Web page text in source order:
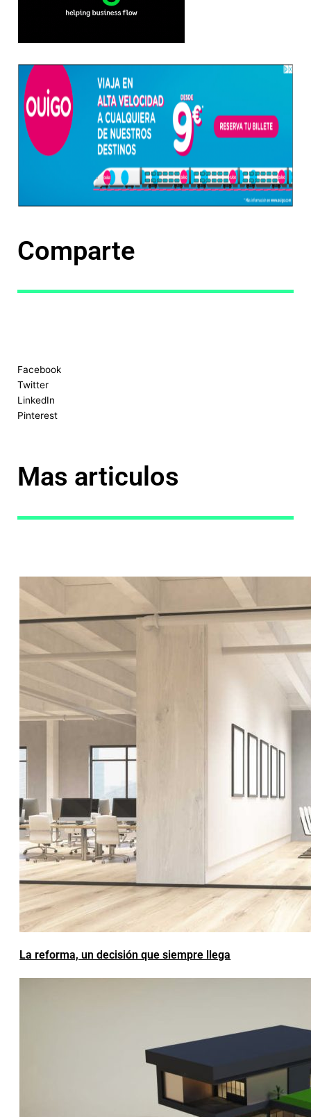
Comparte
Facebook
Twitter
LinkedIn
Pinterest
Mas articulos
La reforma, un decisión que siempre llega